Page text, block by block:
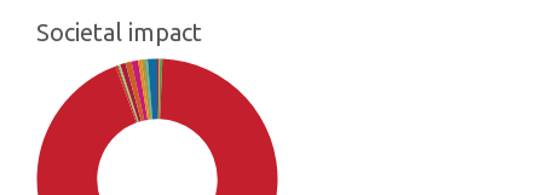
Societal impact